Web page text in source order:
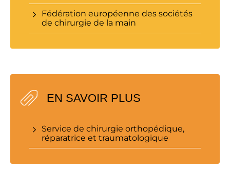
Fédération européenne des sociétés
de chirurgie de la main
EN SAVOIR PLUS
Service de chirurgie orthopédique,
réparatrice et traumatologique